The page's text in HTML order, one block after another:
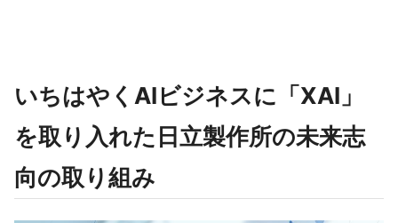
いちはやくAIビジネスに「XAI」
を取り入れた日立製作所の未来志
向の取り組み